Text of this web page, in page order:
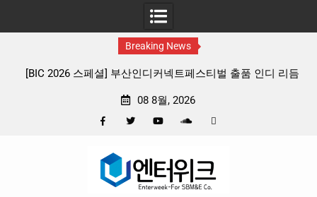
Breaking News
커넥트페스티벌 출품 인디 리듬
판타지 케이팝 애니메이션 ‘고스
08 8월, 2026
Google